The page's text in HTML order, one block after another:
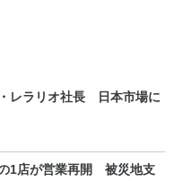
レラリオ社長 日本市場に
1店が営業再開 被災地支